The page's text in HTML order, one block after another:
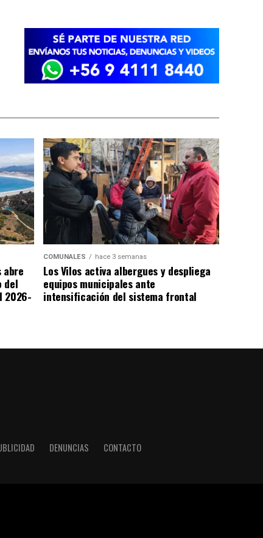
abre
del
2026-
COMUNALES hace 3 semanas
Los Vilos activa albergues y despliega
equipos municipales ante
intensificación del sistema frontal
DENUNCIAS CONTACTO